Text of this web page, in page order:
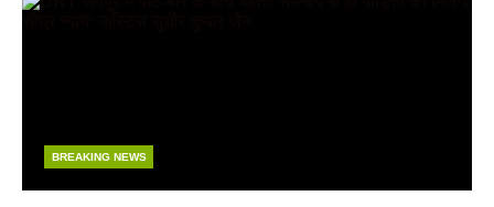
BREAKING NEWS